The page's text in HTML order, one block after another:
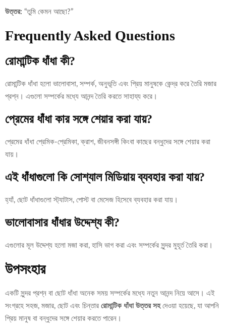
উত্তর: “তুমি কেমন আছো?”
Frequently Asked Questions
রোমান্টিক ধাঁধা কী?
রোমান্টিক ধাঁধা হলো ভালোবাসা, সম্পর্ক, অনুভূতি এবং প্রিয় মানুষকে কেন্দ্র করে তৈরি মজার
প্রশ্ন। এগুলো সম্পর্কের মধ্যে আনন্দ তৈরি করতে সাহায্য করে।
প্রেমের ধাঁধা কার সঙ্গে শেয়ার করা যায়?
প্রেমের ধাঁধা প্রেমিক-প্রেমিকা, ক্রাশ, জীবনসঙ্গী কিংবা কাছের বন্ধুদের সঙ্গে শেয়ার করা
যায়।
এই ধাঁধাগুলো কি সোশ্যাল মিডিয়ায় ব্যবহার করা যায়?
হ্যাঁ, ছোট ধাঁধাগুলো স্ট্যাটাস, পোস্ট বা মেসেজ হিসেবে ব্যবহার করা যায়।
ভালোবাসার ধাঁধার উদ্দেশ্য কী?
এগুলোর মূল উদ্দেশ্য হলো মজা করা, হাসি ভাগ করা এবং সম্পর্কের সুন্দর মুহূর্ত তৈরি করা।
উপসংহার
একটি সুন্দর প্রশ্ন বা ছোট ধাঁধা অনেক সময় সম্পর্কের মধ্যে নতুন আনন্দ নিয়ে আসে। এই
সংগ্রহে সহজ, মজার, ছোট এবং চিন্তার রোমান্টিক ধাঁধা উত্তর সহদেওয়া হয়েছে, যা আপনি
প্রিয় মানুষ বা বন্ধুদের সঙ্গে শেয়ার করতে পারেন।